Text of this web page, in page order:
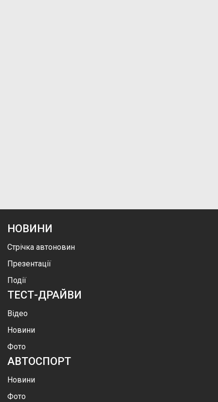
НОВИНИ
Стрічка автоновин
Презентації
Події
ТЕСТ-ДРАЙВИ
Відео
Новини
Фото
АВТОСПОРТ
Новини
Фото